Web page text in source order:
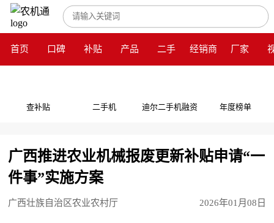
首页 口碑 补贴 产品 二手 经销商 厂家
查补贴 二手机 迪尔二手机融资 年度榜单
广西推进农业机械报废更新补贴申请“一
件事”实施方案
广西壮族自治区农业农村厅 2026年01月08日